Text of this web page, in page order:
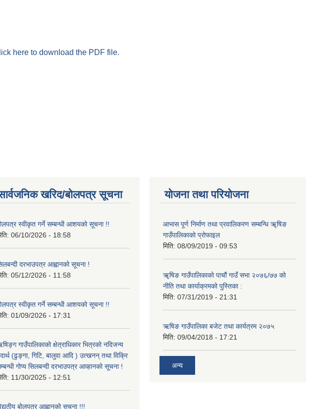
here to download the PDF file.
खरिद/बोलपत्र सूचना
स्वीकृत गर्ने सम्बन्धी आशयको सूचना !!
06/10/2026 - 18:58
दरभाउपत्र आह्वानको सूचना !
05/12/2026 - 11:58
स्वीकृत गर्ने सम्बन्धी आशयको सूचना !!
01/09/2026 - 17:31
गाउँपालिकाको क्षेत्राधिकार भित्रको नदिजन्य
(ढुङ्गा, गिटि, बालुवा आदि ) उत्खनन् तथा विक्रि
गोप्य सिलबन्दी दरभाउपत्र आव्हानको सूचना !
11/30/2025 - 12:51
बोलपत्र आह्वानको सूचना !!!
योजना तथा परियोजना
आभास पूर्ण निर्माण तथा प्रवालिकरण सम्बन्धि ॠषिङ
गाउँपालिकाको प्रोफाइल
मिति: 08/09/2019 - 09:53
ॠषिङ गाउँपालिकाको पाचौं गाउँ सभा २०७६/७७ को
नीति तथा कार्याक्रमको पुस्तिका :
मिति: 07/31/2019 - 21:31
ऋषिङ गाउँपालिका बजेट तथा कार्यत्रम २०७५
मिति: 09/04/2018 - 17:21
अन्य